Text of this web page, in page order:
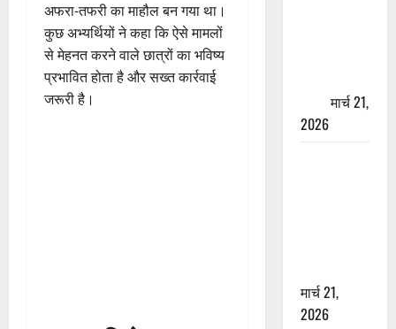
अफरा-तफरी का माहौल बन गया था।
कुछ अभ्यर्थियों ने कहा कि ऐसे मामलों
से मेहनत करने वाले छात्रों का भविष्य
प्रभावित होता है और सख्त कार्रवाई
जरूरी है।
मार्च 21,
2026
मार्च 21,
2026